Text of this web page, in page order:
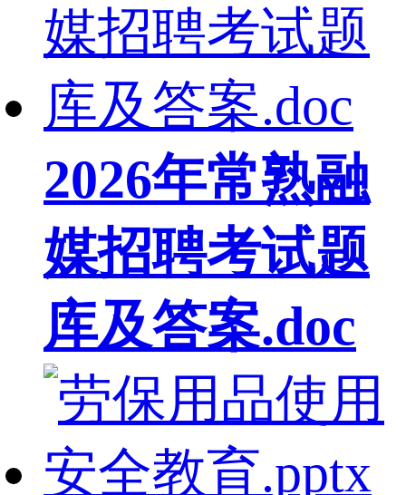
2026年常熟融
媒招聘考试题
库及答案.doc